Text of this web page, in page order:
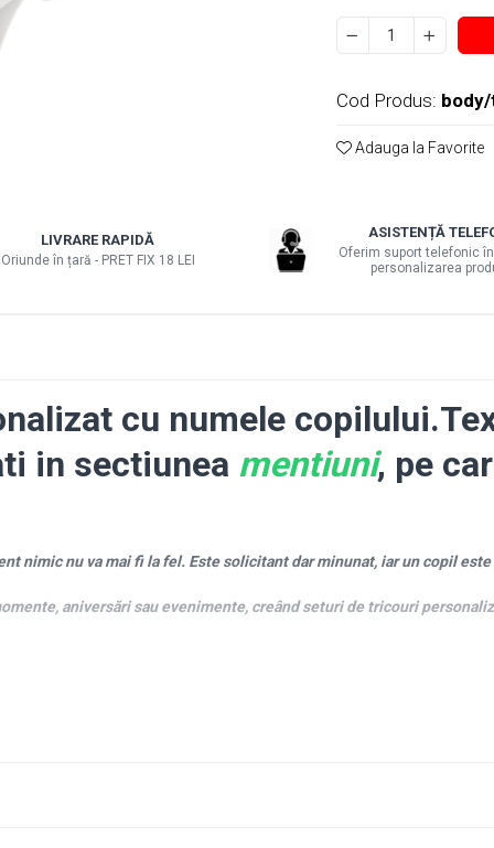
Cod Produs:
Adauga la Favorite
LIVRARE RAPIDĂ
Oriunde în țară - PRET FIX 18 LEI
ASISTENȚĂ
Oferim suport telefonic
personalizarea
cu numele
in sectiunea mentiuni, pe
nimic nu va mai fi la fel. Este solicitant dar minunat, iar un copil
aniversări sau evenimente, creând seturi de tricouri
tricouri, nu ezita să ne contactezi pe
(in functie de stoc)